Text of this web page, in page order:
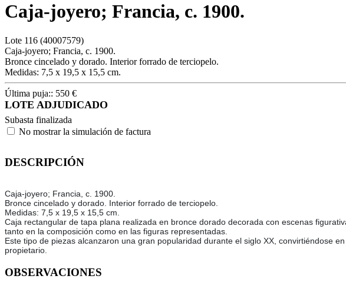
Caja-joyero; Francia, c. 1900.
Lote 116 (40007579)
Caja-joyero; Francia, c. 1900.
Bronce cincelado y dorado. Interior forrado de terciopelo.
Medidas: 7,5 x 19,5 x 15,5 cm.
Última puja:: 550 €
LOTE ADJUDICADO
Subasta finalizada
No mostrar la simulación de factura
DESCRIPCIÓN
Caja-joyero; Francia, c. 1900.
Bronce cincelado y dorado. Interior forrado de terciopelo.
Medidas: 7,5 x 19,5 x 15,5 cm.
Caja rectangular de tapa plana realizada en bronce dorado decorada con escenas
tanto en la composición como en las figuras representadas.
Este tipo de piezas alcanzaron una gran popularidad durante el siglo XX, convirtiéndose
propietario.
OBSERVACIONES